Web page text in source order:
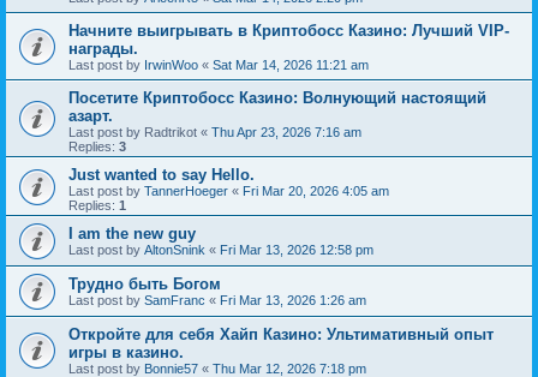
Начните выигрывать в Криптобосс Казино: Лучший VIP-
награды.
Last post by IrwinWoo « Sat Mar 14, 2026 11:21 am
Посетите Криптобосс Казино: Волнующий настоящий
азарт.
Last post by Radtrikot « Thu Apr 23, 2026 7:16 am
Replies: 3
Just wanted to say Hello.
Last post by TannerHoeger « Fri Mar 20, 2026 4:05 am
Replies: 1
I am the new guy
Last post by AltonSnink « Fri Mar 13, 2026 12:58 pm
Трудно быть Богом
Last post by SamFranc « Fri Mar 13, 2026 1:26 am
Откройте для себя Хайп Казино: Ультимативный опыт
игры в казино.
Last post by Bonnie57 « Thu Mar 12, 2026 7:18 pm